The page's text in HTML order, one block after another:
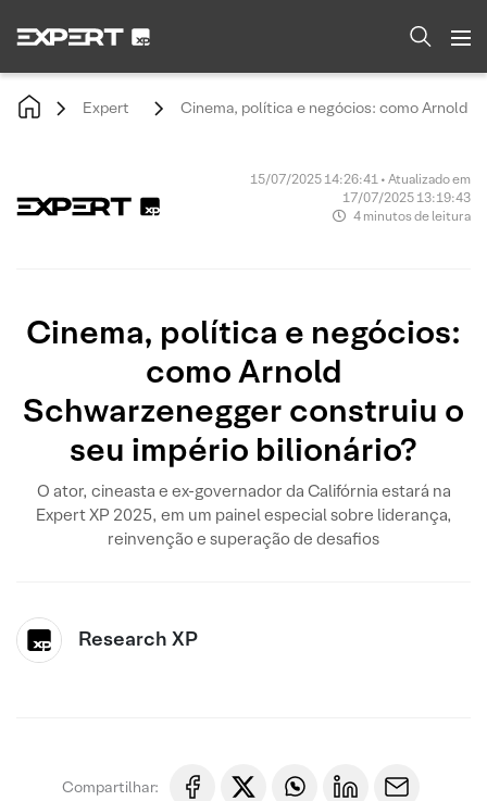
Expert Cinema, política e negócios: como Arnold
15/07/2025 14:26:41 • Atualizado em
17/07/2025 13:19:43
4 minutos de leitura
Cinema, política e negócios:
como Arnold
Schwarzenegger construiu o
seu império bilionário?
O ator, cineasta e ex-governador da Califórnia estará na
Expert XP 2025, em um painel especial sobre liderança,
reinvenção e superação de desafios
Research XP
Compartilhar: